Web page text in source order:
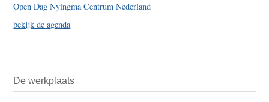
Open Dag Nyingma Centrum Nederland
bekijk de agenda
De werkplaats